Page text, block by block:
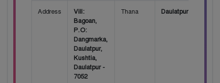
Address
Vill:
Bagoan,
P.O:
Dangmarka,
Daulatpur,
Kushtia,
Daulatpur -
7052
Thana Daulatpur